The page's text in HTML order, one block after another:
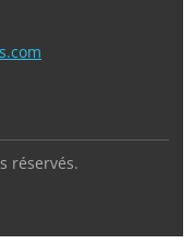
om
réservés.